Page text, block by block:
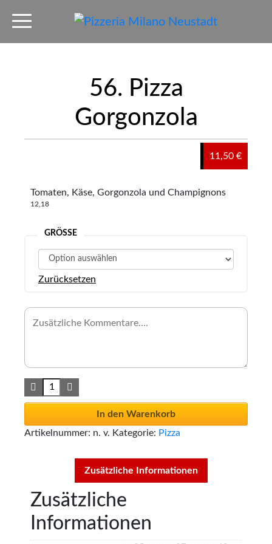
56. Pizza
Gorgonzola
11,50 €
Tomaten, Käse, Gorgonzola und Champignons
12,18
GRÖSSE
Zurücksetzen
In den Warenkorb
Artikelnummer: n. v. Kategorie: Pizza
Zusätzliche Informationen
Zusätzliche
Informationen